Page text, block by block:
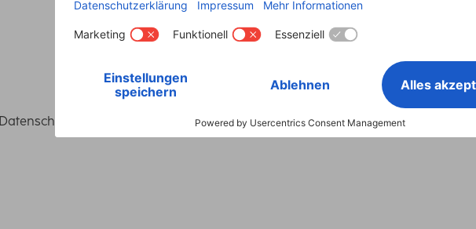
Land wählen
Datenschutz Garantiebestimmungen Konformitätserklärungen